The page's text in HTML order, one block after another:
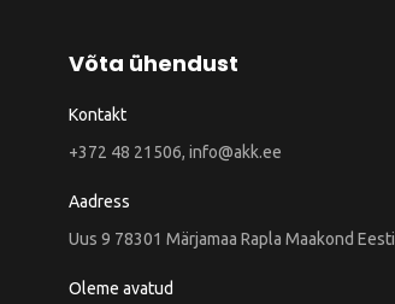
Võta ühendust
Kontakt
+372 48 21506, info@akk.ee
Aadress
Uus 9 78301 Märjamaa Rapla Maakond Eesti
Oleme avatud